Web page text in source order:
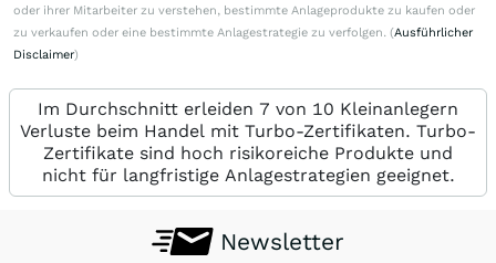
oder ihrer Mitarbeiter zu verstehen, bestimmte Anlageprodukte zu kaufen oder
zu verkaufen oder eine bestimmte Anlagestrategie zu verfolgen. (Ausführlicher
Disclaimer)
Im Durchschnitt erleiden 7 von 10 Kleinanlegern
Verluste beim Handel mit Turbo-Zertifikaten. Turbo-
Zertifikate sind hoch risikoreiche Produkte und
nicht für langfristige Anlagestrategien geeignet.
Newsletter